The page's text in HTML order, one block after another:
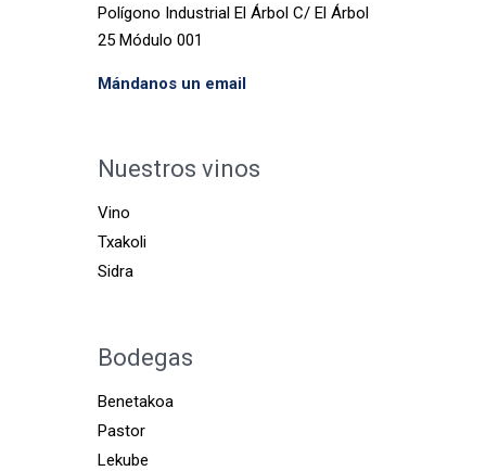
Polígono Industrial El Árbol C/ El Árbol
25 Módulo 001
Mándanos un email
Nuestros vinos
Vino
Txakoli
Sidra
Bodegas
Benetakoa
Pastor
Lekube